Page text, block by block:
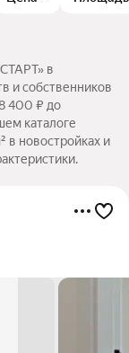
в
и собственников
400 ₽ до
каталоге
в новостройках и